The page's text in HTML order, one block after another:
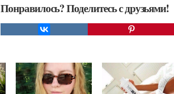
Понравилось? Поделитесь с друзьями!